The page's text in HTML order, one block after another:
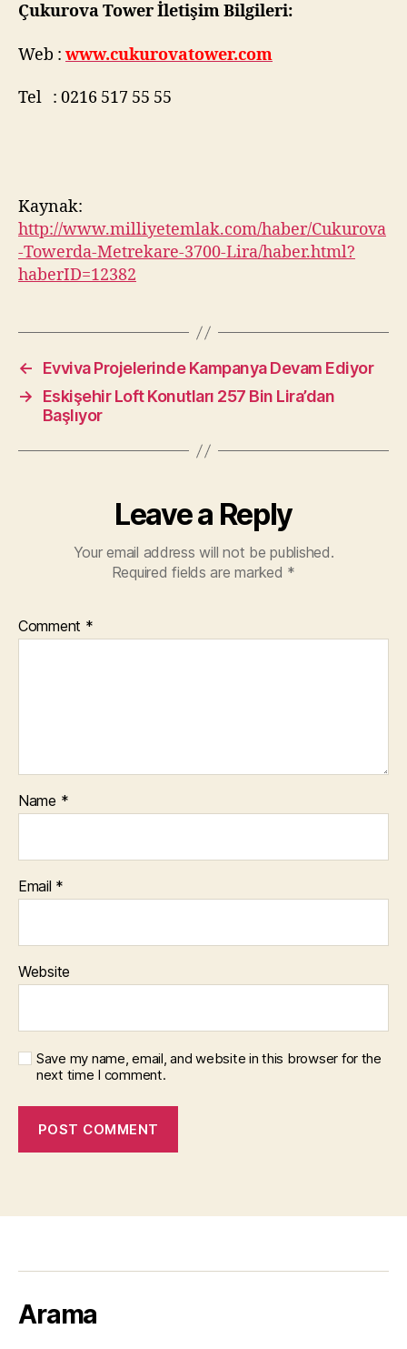
Çukurova Tower İletişim Bilgileri:
Web : www.cukurovatower.com
Tel : 0216 517 55 55
Kaynak:
http://www.milliyetemlak.com/haber/Cukurova
-Towerda-Metrekare-3700-Lira/haber.html?
haberID=12382
←
Evviva Projelerinde Kampanya Devam Ediyor
→
Eskişehir Loft Konutları 257 Bin Lira’dan
Başlıyor
Leave a Reply
Your email address will not be published.
Required fields are marked *
Comment *
Name *
Email *
Website
Save my name, email, and website in this browser for the
next time I comment.
Arama